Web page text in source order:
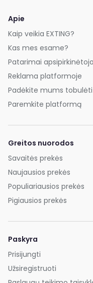
Apie
Kaip veikia EXTING?
Kas mes esame?
Patarimai
Reklama platformoje
Padėkite mums tobulėti
Paremkite platformą
Greitos nuorodos
Savaitės prekės
Naujausios prekės
Populiariausios prekės
Pigiausios prekės
Paskyra
Prisijungti
Užsiregistruoti